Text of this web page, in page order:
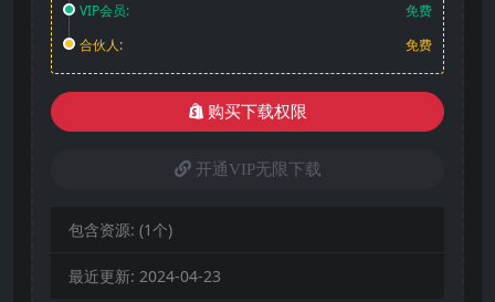
VIP会员:
免费
合伙人:
免费
购买下载权限
开通VIP无限下载
包含资源: (1个)
最近更新: 2024-04-23